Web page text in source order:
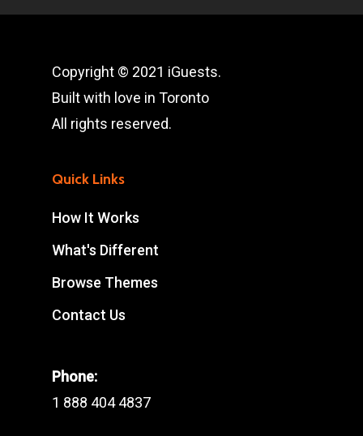
Copyright © 2021 iGuests.
Built with love in Toronto
All rights reserved.
Quick Links
How It Works
What's Different
Browse Themes
Contact Us
Phone:
1 888 404 4837